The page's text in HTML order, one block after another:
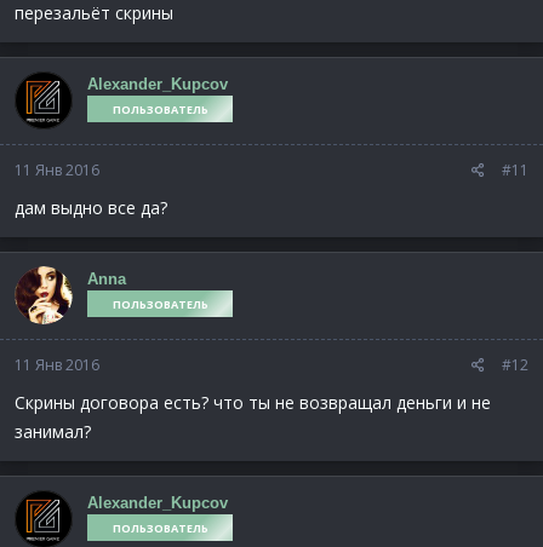
перезальёт скрины
Alexander_Kupcov
ПОЛЬЗОВАТЕЛЬ
11 Янв 2016 #11
дам выдно все да?
Anna
ПОЛЬЗОВАТЕЛЬ
11 Янв 2016 #12
Скрины договора есть? что ты не возвращал деньги и не
занимал?
Alexander_Kupcov
ПОЛЬЗОВАТЕЛЬ